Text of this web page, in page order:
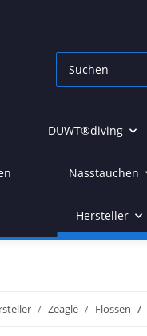
DUWT®diving
Nasstauchen
Hersteller
Zeagle Flossen